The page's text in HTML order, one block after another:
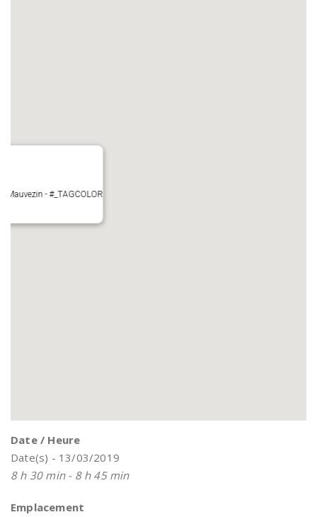
Mauvezin - #_TAGCOLOR
Date / Heure
Date(s) - 13/03/2019
8 h 30 min - 8 h 45 min
Emplacement